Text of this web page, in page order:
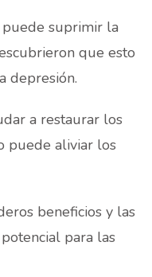
puede suprimir la
que esto
depresión.
a restaurar los
puede aliviar los
beneficios y las
para las